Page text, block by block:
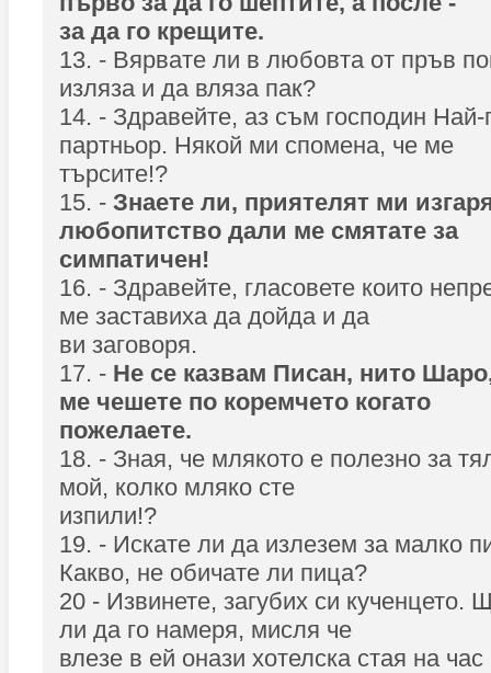
за да го крещите.
13. - Вярвате ли в любовта от пръв
изляза и да вляза пак?
14. - Здравейте, аз съм господин
партньор. Някой ми спомена, че ме
търсите!?
15. - Знаете ли, приятелят ми
любопитство дали ме смятате за
симпатичен!
16. - Здравейте, гласовете които
ме заставиха да дойда и да
ви заговоря.
17. - Не се казвам Писан, нито
ме чешете по коремчето когато
пожелаете.
18. - Зная, че млякото е полезно за
мой, колко мляко сте
изпили!?
19. - Искате ли да излезем за малко
Какво, не обичате ли пица?
20 - Извинете, загубих си кученцето.
ли да го намеря, мисля че
влезе в ей онази хотелска стая на час